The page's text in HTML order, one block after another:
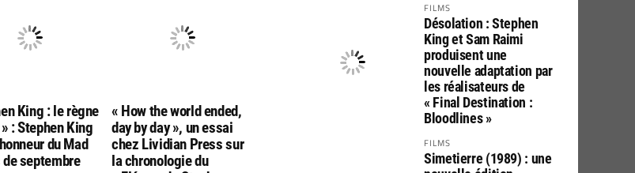
King : le règne
: Stephen King
du Mad
septembre
« How the world ended,
day by day », un essai
chez Lividian Press sur
la chronologie du
FILMS
Désolation : Stephen
King et Sam Raimi
produisent une
nouvelle adaptation par
les réalisateurs de
« Final Destination :
Bloodlines »
FILMS
Simetierre (1989) : une